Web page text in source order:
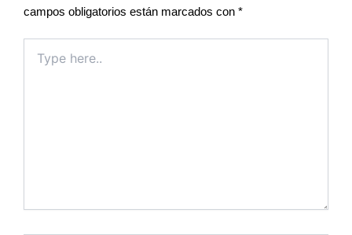
campos obligatorios están marcados con *
here..